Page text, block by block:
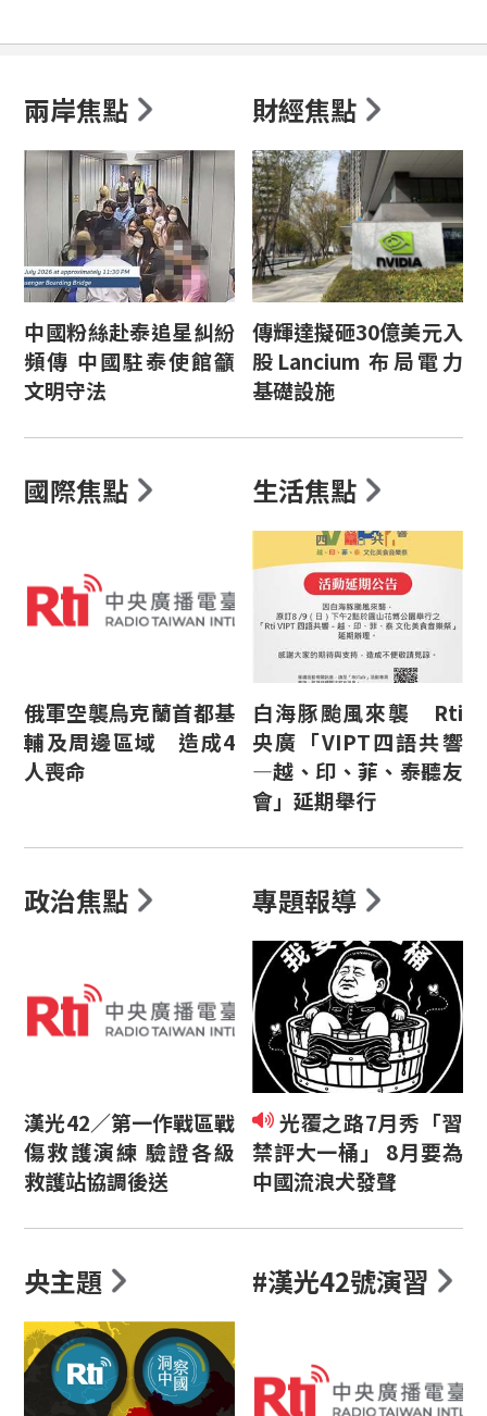
兩岸焦點
中國粉絲赴泰追星糾紛
頻傳 中國駐泰使館籲
文明守法
財經焦點
傳輝達擬砸30億美元入
股Lancium 布局電力
基礎設施
國際焦點
俄軍空襲烏克蘭首都基
輔及周邊區域 造成4
人喪命
生活焦點
白海豚颱風來襲 Rti
央廣「VIPT四語共響
—越、印、菲、泰聽友
會」延期舉行
政治焦點
漢光42／第一作戰區戰
傷救護演練 驗證各級
救護站協調後送
專題報導
光覆之路7月秀「習
禁評大一桶」 8月要為
中國流浪犬發聲
央主題 #漢光42號演習